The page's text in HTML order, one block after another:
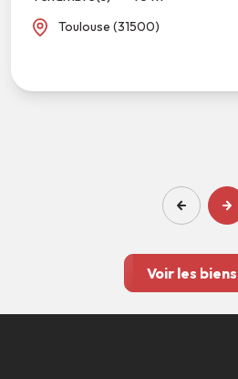
Toulouse (31500)
Voir les biens